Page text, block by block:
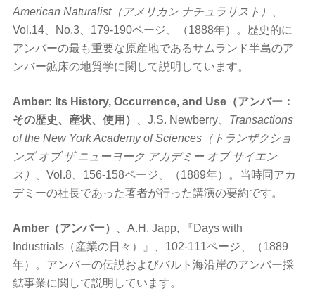
American Naturalist（アメリカン ナチュラリスト）
Vol.14、No.3、179-190ページ、（1888年）。歴史的に
アンバーの最も重要な原産地であるサムランド半島のア
ンバー鉱床の地質学に関して説明しています。
Amber: Its History, Occurrence, and Use（アンバー：
その歴史、産状、使用）
、J.S. Newberry、 Transactions
of the New York Academy of Sciences（トランザクショ
ンズ オブ ザ ニューヨーク アカデミー オブ サイエン
ス）
、Vol.8、156-158ページ、（1889年）。当時同アカ
デミーの社長であった著者が行った講演の要約です。
Amber（アンバー）
、A.H. Japp, 『Days with
Industrials（産業の日々）』、102-111ページ、（1889
年）。アンバーの伝説およびバルト海沿岸のアンバー採
鉱事業に関して説明しています。